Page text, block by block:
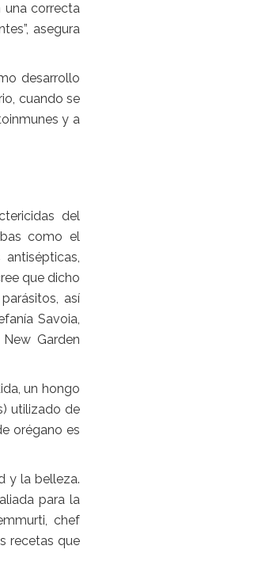
una correcta
asegura
desarrollo
cuando se
y a
del
como el
que dicho
así
Savoia,
Garden
un hongo
utilizado de
orégano es
y la belleza.
para la
chef
recetas que